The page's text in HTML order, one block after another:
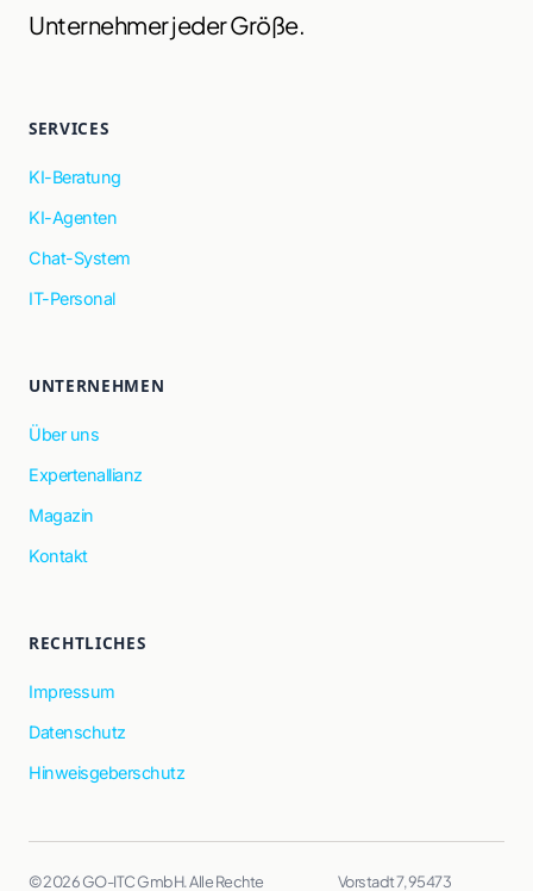
Unternehmer jeder Größe.
SERVICES
KI-Beratung
KI-Agenten
Chat-System
IT-Personal
UNTERNEHMEN
Über uns
Expertenallianz
Magazin
Kontakt
RECHTLICHES
Impressum
Datenschutz
Hinweisgeberschutz
© 2026 GO-ITC GmbH. Alle Rechte Vorstadt 7, 95473